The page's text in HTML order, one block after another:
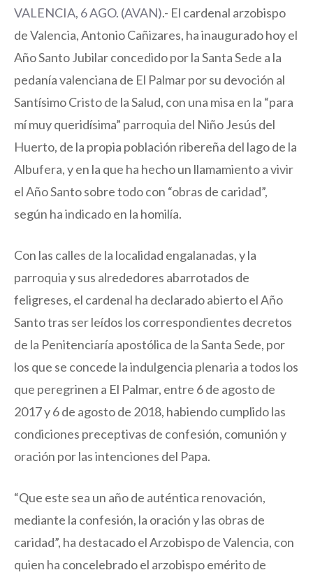
VALENCIA, 6 AGO. (AVAN).- El cardenal arzobispo
de Valencia, Antonio Cañizares, ha inaugurado hoy el
Año Santo Jubilar concedido por la Santa Sede a la
pedanía valenciana de El Palmar por su devoción al
Santísimo Cristo de la Salud, con una misa en la “para
mí muy queridísima” parroquia del Niño Jesús del
Huerto, de la propia población ribereña del lago de la
Albufera, y en la que ha hecho un llamamiento a vivir
el Año Santo sobre todo con “obras de caridad”,
según ha indicado en la homilía.
Con las calles de la localidad engalanadas, y la
parroquia y sus alrededores abarrotados de
feligreses, el cardenal ha declarado abierto el Año
Santo tras ser leídos los correspondientes decretos
de la Penitenciaría apostólica de la Santa Sede, por
los que se concede la indulgencia plenaria a todos los
que peregrinen a El Palmar, entre 6 de agosto de
2017 y 6 de agosto de 2018, habiendo cumplido las
condiciones preceptivas de confesión, comunión y
oración por las intenciones del Papa.
“Que este sea un año de auténtica renovación,
mediante la confesión, la oración y las obras de
caridad”, ha destacado el Arzobispo de Valencia, con
quien ha concelebrado el arzobispo emérito de